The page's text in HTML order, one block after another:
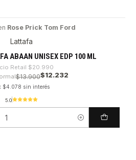
Rose Prick Tom Ford
Lattafa
ABAAN UNISEX EDP 100 ML
Retail $20.990
$13.900$12.232
$4.078 sin interés
5.0